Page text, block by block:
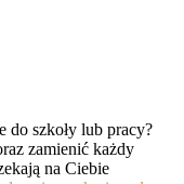
do szkoły lub pracy?
zamienić każdy
na Ciebie